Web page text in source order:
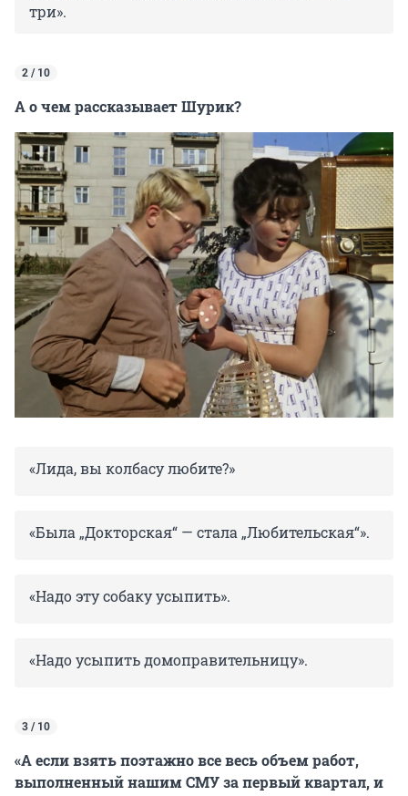
три».
2 / 10
А о чем рассказывает Шурик?
«Лида, вы колбасу любите?»
«Была „Докторская“ — стала „Любительская“».
«Надо эту собаку усыпить».
«Надо усыпить домоправительницу».
3 / 10
«А если взять поэтажно все весь объем работ,
выполненный нашим СМУ за первый квартал, и